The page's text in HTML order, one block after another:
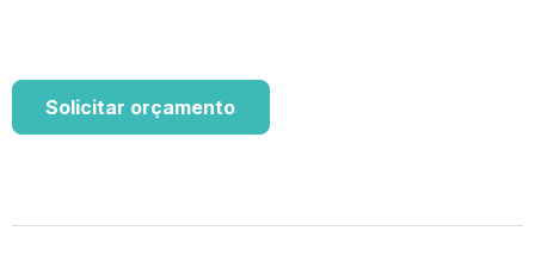
Solicitar orçamento